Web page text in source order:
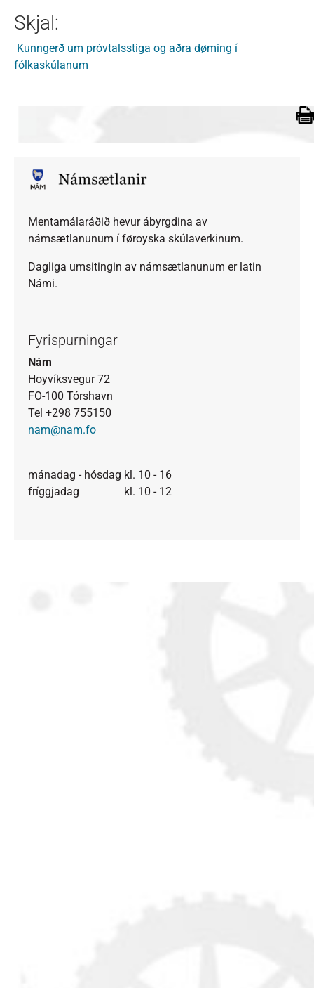
Skjal:
Kunngerð um próvtalsstiga og aðra døming í
fólkaskúlanum
Mentamálaráðið hevur ábyrgdina av
námsætlanunum í føroyska skúlaverkinum.
Dagliga umsitingin av námsætlanunum er latin
Námi.
Fyrispurningar
Nám
Hoyvíksvegur 72
FO-100 Tórshavn
Tel +298 755150
nam@nam.fo
mánadag - hósdag kl. 10 - 16
fríggjadag kl. 10 - 12